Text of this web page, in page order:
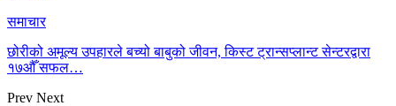
समाचार
छोरीको अमूल्य उपहारले बच्यो बाबुको जीवन, किस्ट ट्रान्सप्लान्ट सेन्टरद्वारा
१७औँ सफल…
Prev Next